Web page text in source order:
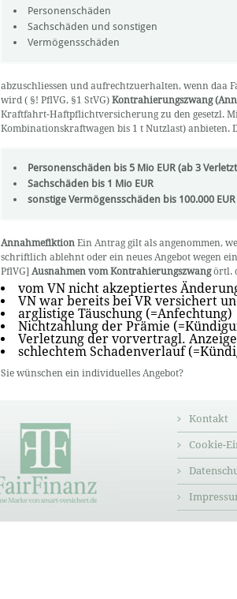
Personenschäden
Sachschäden und sonstigen
Vermögensschäden
abzuschliessen und aufrechtzuerhalten, wenn daa
wird ( §! PflVG, §1 StVG) Kontrahierungszwang
Kraftfahrt-Haftpflichtversicherung zu den gesetzl.
Kombinationskraftwagen bis 1 t Nutzlast) anbieten.
Personenschäden bis 5 Mio EUR (ab 3
Sachschäden bis 1 Mio EUR
sonstige Vermögensschäden bis 100.000 EUR
Annahmefiktion Ein Antrag gilt als angenommen,
schriftlich ablehnt oder ein neues Angebot wegen
PflVG] Ausnahmen vom Kontrahierungszwangörtl.
vom VN nicht akzeptiertes
VN war bereits bei VR versichert
arglistige Täuschung (=Anfechtung)
Nichtzahlung der Prämie
Verletzung der vorvertragl.
schlechtem Schadenverlauf
Sie wünschen ein individuelles Angebot?
Kontakt
Cookie-